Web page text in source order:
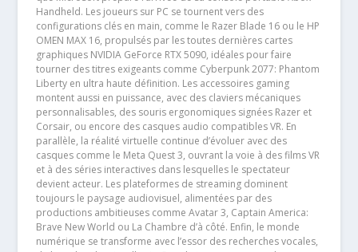
Handheld. Les joueurs sur PC se tournent vers des
configurations clés en main, comme le Razer Blade 16 ou le HP
OMEN MAX 16, propulsés par les toutes dernières cartes
graphiques NVIDIA GeForce RTX 5090, idéales pour faire
tourner des titres exigeants comme Cyberpunk 2077: Phantom
Liberty en ultra haute définition. Les accessoires gaming
montent aussi en puissance, avec des claviers mécaniques
personnalisables, des souris ergonomiques signées Razer et
Corsair, ou encore des casques audio compatibles VR. En
parallèle, la réalité virtuelle continue d’évoluer avec des
casques comme le Meta Quest 3, ouvrant la voie à des films VR
et à des séries interactives dans lesquelles le spectateur
devient acteur. Les plateformes de streaming dominent
toujours le paysage audiovisuel, alimentées par des
productions ambitieuses comme Avatar 3, Captain America:
Brave New World ou La Chambre d’à côté. Enfin, le monde
numérique se transforme avec l’essor des recherches vocales,